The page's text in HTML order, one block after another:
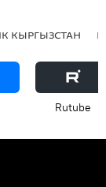
КЫРГЫЗСТАН
Rutube